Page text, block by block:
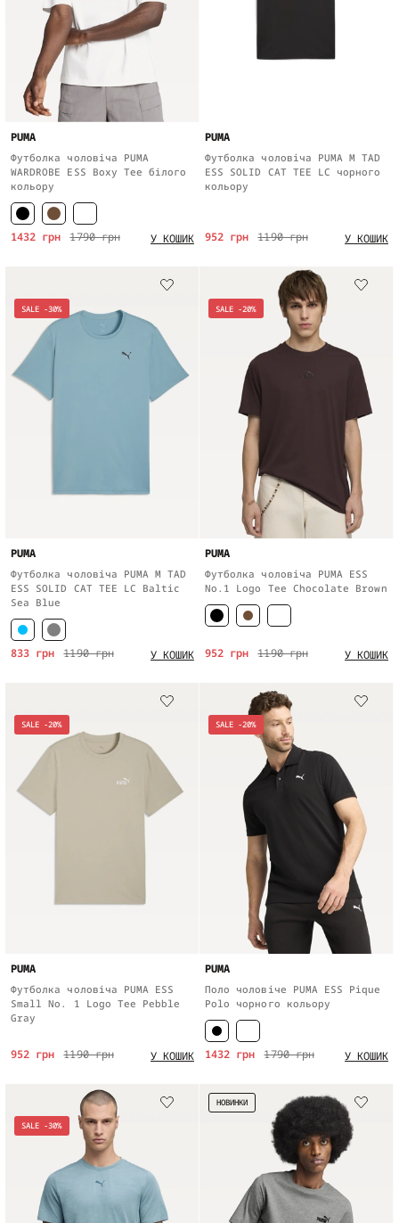
PUMA
Футболка чоловіча PUMA
WARDROBE ESS Boxy Tee білого
кольору
1790 грн
1432 грн У КОШИК
PUMA
Футболка чоловіча PUMA M TAD
ESS SOLID CAT TEE LC чорного
кольору
1190 грн
952 грн У КОШИК
SALE -30%
PUMA
Футболка чоловіча PUMA M TAD
ESS SOLID CAT TEE LC Baltic
Sea Blue
1190 грн
833 грн У КОШИК
SALE -20%
PUMA
Футболка чоловіча PUMA ESS
No.1 Logo Tee Chocolate Brown
1190 грн
952 грн У КОШИК
SALE -20%
PUMA
Футболка чоловіча PUMA ESS
Small No. 1 Logo Tee Pebble
Gray
1190 грн
952 грн У КОШИК
SALE -20%
PUMA
Поло чоловіче PUMA ESS Pique
Polo чорного кольору
1790 грн
1432 грн У КОШИК
SALE -30%
НОВИНКИ